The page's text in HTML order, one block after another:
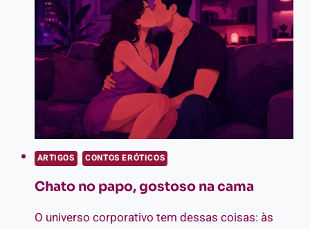
ERÓTICO
DE
TRAIÇÃO
NO
ARTIGOS CONTOS ERÓTICOS
Chato no papo, gostoso na cama
O universo corporativo tem dessas coisas: às